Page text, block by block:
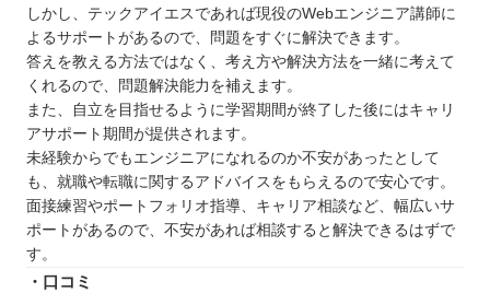
TECH Chance！（テックチャンス）
自分にあったスクールを選ぼう
自分の住んでるエリアでプログラミングスクール
を探したい⭐️
北海道 / 東北
関東
中部
近畿
しかし、テックアイエスであれば現役のWebエンジニア講師に
よるサポートがあるので、問題をすぐに解決できます。
答えを教える方法ではなく、考え方や解決方法を一緒に考えて
くれるので、問題解決能力を補えます。
また、自立を目指せるように学習期間が終了した後にはキャリ
アサポート期間が提供されます。
未経験からでもエンジニアになれるのか不安があったとして
も、就職や転職に関するアドバイスをもらえるので安心です。
面接練習やポートフォリオ指導、キャリア相談など、幅広いサ
ポートがあるので、不安があれば相談すると解決できるはずで
す。
・口コミ